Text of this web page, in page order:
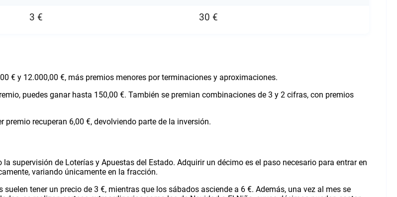
3 € 30 €
€ y 12.000,00 €, más premios menores por terminaciones y aproximaciones.
puedes ganar hasta 150,00 €. También se premian combinaciones de 3 y 2 cifras, con premios
recuperan 6,00 €, devolviendo parte de la inversión.
supervisión de Loterías y Apuestas del Estado. Adquirir un décimo es el paso necesario para entrar en
variando únicamente en la fracción.
tener un precio de 3 €, mientras que los sábados asciende a 6 €. Además, una vez al mes se